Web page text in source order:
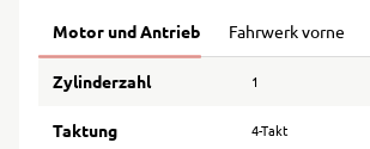
Motor und Antrieb Fahrwerk vorne
Zylinderzahl 1
Taktung 4-Takt